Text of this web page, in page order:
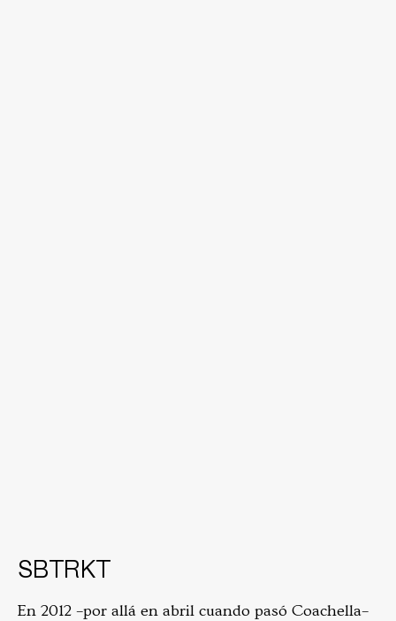
SBTRKT
En 2012 –por allá en abril­ cuando pasó Coachella–